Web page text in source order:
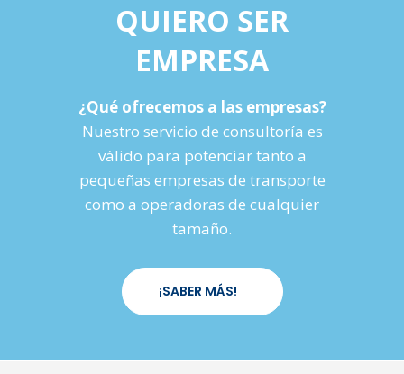
QUIERO SER
EMPRESA
¿Qué ofrecemos a las empresas?
Nuestro servicio de consultoría es
válido para potenciar tanto a
pequeñas empresas de transporte
como a operadoras de cualquier
tamaño.
¡SABER MÁS!